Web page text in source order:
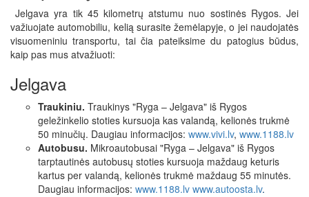
Jelgava yra tik 45 kilometrų atstumu nuo sostinės Rygos. Jei
važiuojate automobiliu, kelią surasite žemėlapyje, o jei naudojatės
visuomeniniu transportu, tai čia pateiksime du patogius būdus,
kaip pas mus atvažiuoti:
Jelgava
Traukiniu. Traukinys "Ryga – Jelgava" iš Rygos
geležinkelio stoties kursuoja kas valandą, kelionės trukmė
50 minučių. Daugiau informacijos: www.vivi.lv, www.1188.lv
Autobusu. Mikroautobusai "Ryga – Jelgava" iš Rygos
tarptautinės autobusų stoties kursuoja maždaug keturis
kartus per valandą, kelionės trukmė maždaug 55 minutės.
Daugiau informacijos: www.1188.lv www.autoosta.lv.